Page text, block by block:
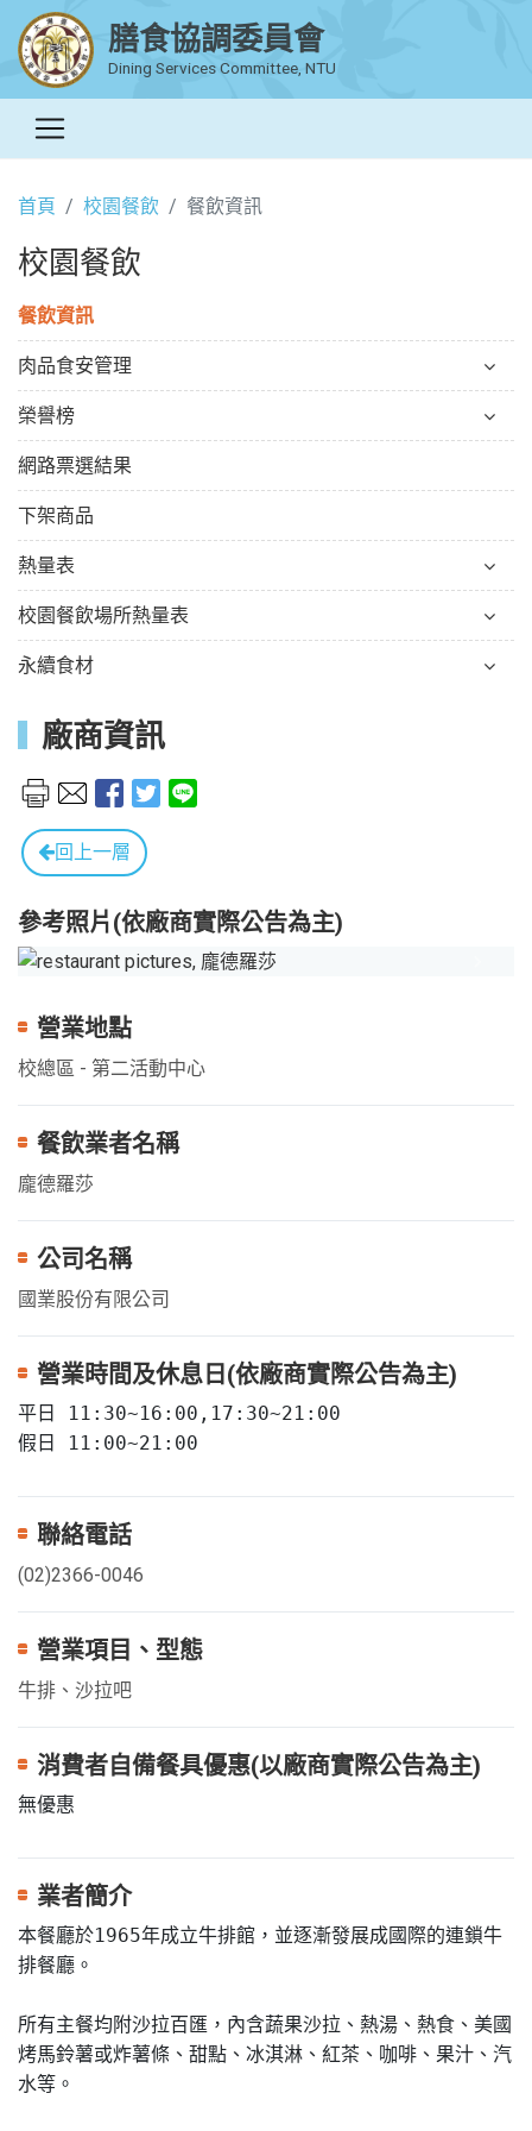
膳食協調委員會
Dining Services Committee, NTU
首頁 校園餐飲 餐飲資訊
校園餐飲
餐飲資訊
肉品食安管理
榮譽榜
網路票選結果
下架商品
熱量表
校園餐飲場所熱量表
永續食材
廠商資訊
回上一層
參考照片(依廠商實際公告為主)
Previous
營業地點
校總區 - 第二活動中心
餐飲業者名稱
龐德羅莎
公司名稱
國業股份有限公司
營業時間及休息日(依廠商實際公告為主)
平日 11:30~16:00,17:30~21:00
假日 11:00~21:00
聯絡電話
(02)2366-0046
營業項目、型態
牛排、沙拉吧
消費者自備餐具優惠(以廠商實際公告為主)
無優惠
業者簡介
本餐廳於1965年成立牛排館，並逐漸發展成國際的連鎖牛
排餐廳。
所有主餐均附沙拉百匯，內含蔬果沙拉、熱湯、熱食、美國
烤馬鈴薯或炸薯條、甜點、冰淇淋、紅茶、咖啡、果汁、汽
水等。